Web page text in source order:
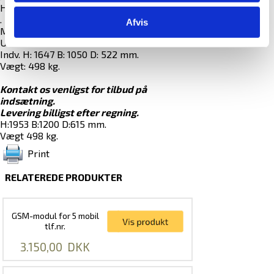
Afvis
Holder dørene lukkede ved brand.
.
Mål:
Udv. H: 1953 B: 1200 D: 615 mm.
Indv. H: 1647 B: 1050 D: 522 mm.
Vægt: 498 kg.
Kontakt os venligst for tilbud på
indsætning.
Levering billigst efter regning.
H:1953 B:1200 D:615 mm.
Vægt 498 kg.
Print
RELATEREDE PRODUKTER
GSM-modul for 5 mobil
tlf.nr.
3.150,00 DKK